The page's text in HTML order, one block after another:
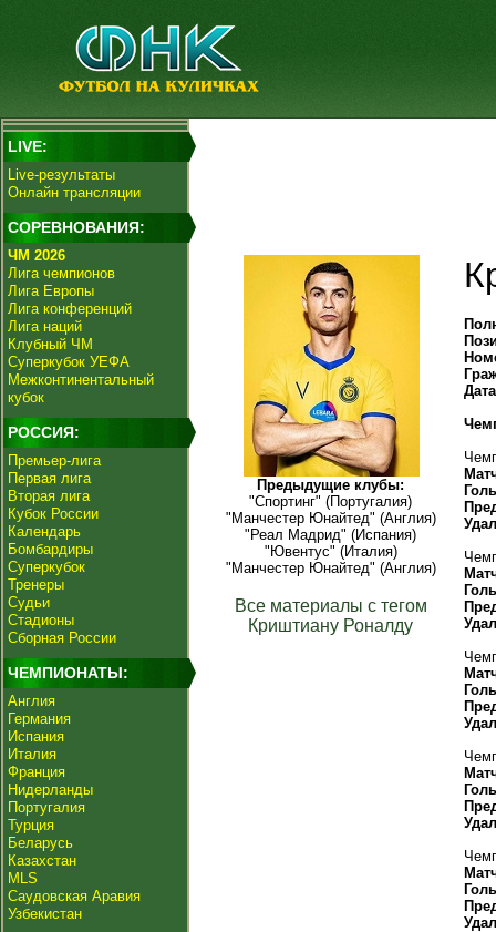
LIVE:
Live-результаты
Онлайн трансляции
СОРЕВНОВАНИЯ:
ЧМ 2026
Лига чемпионов
Лига Европы
Лига конференций
Лига наций
Клубный ЧМ
Суперкубок УЕФА
Межконтинентальный
кубок
РОССИЯ:
Премьер-лига
Первая лига
Вторая лига
Кубок России
Календарь
Бомбардиры
Суперкубок
Тренеры
Судьи
Стадионы
Сборная России
ЧЕМПИОНАТЫ:
Англия
Германия
Испания
Италия
Франция
Нидерланды
Португалия
Турция
Беларусь
Казахстан
MLS
Саудовская Аравия
Узбекистан
Предыдущие клубы:
"Спортинг" (Португалия)
"Манчестер Юнайтед" (Англия)
"Реал Мадрид" (Испания)
"Ювентус" (Италия)
"Манчестер Юнайтед" (Англия)
Все материалы с тегом
Криштиану Роналду